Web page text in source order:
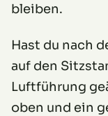
bleiben.
Hast du nach
auf den
Luftführung
oben und ein